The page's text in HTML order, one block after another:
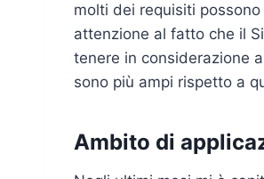
molti dei requisiti
attenzione al fatto che il
tenere in considerazione
sono più ampi rispetto a
Ambito di